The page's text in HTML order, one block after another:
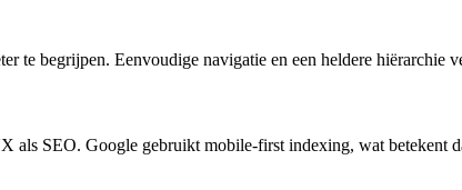
te begrijpen. Eenvoudige navigatie en een heldere hiërarchie
als SEO. Google gebruikt mobile-first indexing, wat betekent